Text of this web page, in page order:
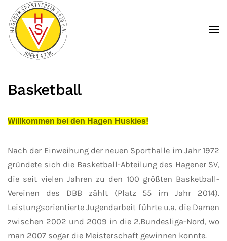
Zum Hauptinhalt springen
Basketball
Willkommen bei den Hagen Huskies!
Nach der Einweihung der neuen Sporthalle im Jahr 1972
gründete sich die Basketball-Abteilung des Hagener SV,
die seit vielen Jahren zu den 100 größten Basketball-
Vereinen des DBB zählt (Platz 55 im Jahr 2014).
Leistungsorientierte Jugendarbeit führte u.a. die Damen
zwischen 2002 und 2009 in die 2.Bundesliga-Nord, wo
man 2007 sogar die Meisterschaft gewinnen konnte.